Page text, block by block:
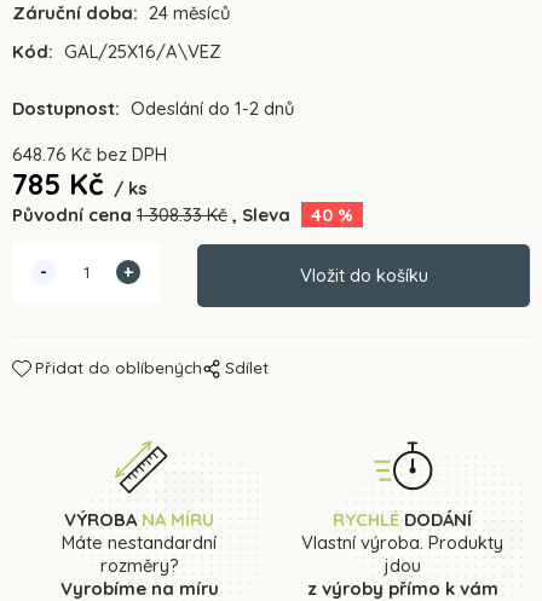
Záruční doba: 24 měsíců
Kód: GAL/25X16/A\VEZ
Dostupnost: Odeslání do 1-2 dnů
648.76 Kč bez DPH
785 Kč
ks
Původní cena 1 308.33Kč Sleva 40 %
Přidat do oblíbených Sdílet
VÝROBA NA MÍRU
Máte nestandardní
rozměry?
Vyrobíme na míru
RYCHLÉDODÁNÍ
Vlastní výroba. Produkty
jdou
z výroby přímo k vám